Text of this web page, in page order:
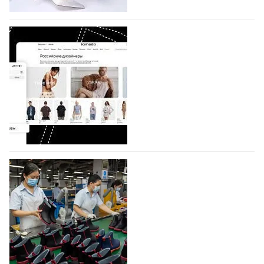
коллекции которых не были представлены в…
07.08.2026 618
BALLINA представит свои новинки на Euro
Shoes
Компания BALLINA Guangzhou Lihuang Footwear
Co., Ltd., основанная в 2011 году и расположенная в
Гуанчжоу, столице моды Китая, является
профессиональной обувной компанией,
объединяющей разработку, производство и…
07.08.2026 476
На платформе Lamoda - новый раздел и
условия продвижения локальных
дизайнерских марок
Российский маркетплейс Lamoda решил обновить
раздел для продажи продукции локальных
дизайнерских марок одежды, обуви и аксессуаров.